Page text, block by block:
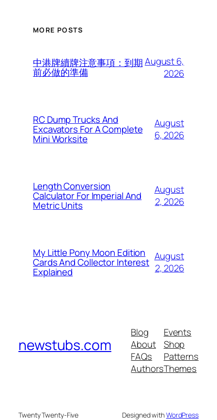
MORE POSTS
中港牌續牌注意事項：到期
前必做的準備
August 6,
2026
RC Dump Trucks And
Excavators For A Complete
Mini Worksite
August
6, 2026
Length Conversion
Calculator For Imperial And
Metric Units
August
2, 2026
My Little Pony Moon Edition
Cards And Collector Interest
Explained
August
2, 2026
newstubs.com
Blog
About
FAQs
Authors
Events
Shop
Patterns
Themes
Twenty Twenty-Five Designed withWordPress